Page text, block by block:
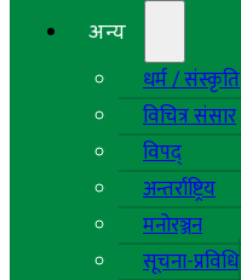
अन्य
धर्म / संस्कृति
विचित्र संसार
विपद्
अन्तर्राष्ट्रिय
मनोरञ्जन
सूचना-प्रविधि